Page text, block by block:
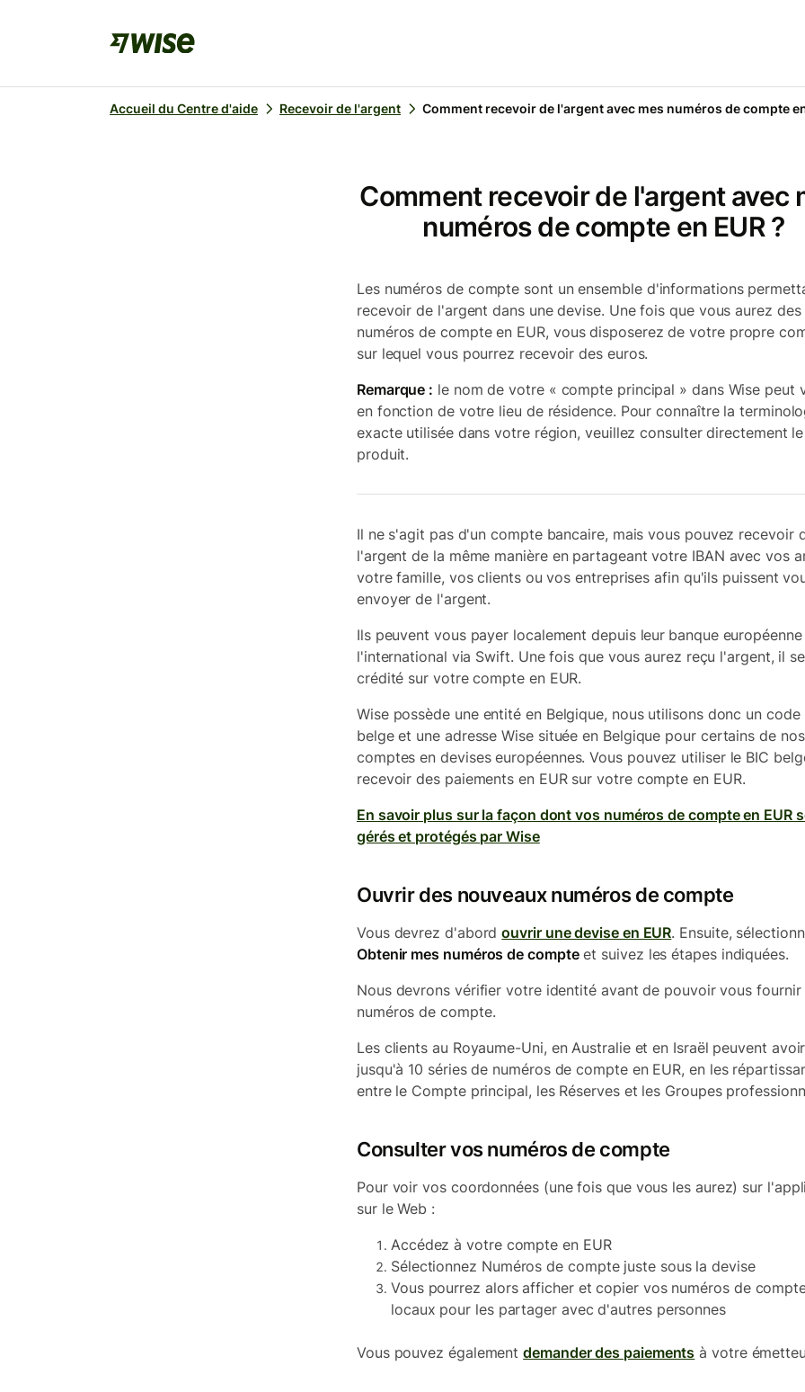
Accueil du Centre d'aide Recevoir de l'argent Comment recevoir de l'argent avec mes numéros de compte en
Comment recevoir de l'argent avec
numéros de compte en EUR ?
Les numéros de compte sont un ensemble d'informations
recevoir de l'argent dans une devise. Une fois que vous aurez des
numéros de compte en EUR, vous disposerez de votre propre
sur lequel vous pourrez recevoir des euros.
Remarque : le nom de votre « compte principal » dans Wise peut
en fonction de votre lieu de résidence. Pour connaître la
exacte utilisée dans votre région, veuillez consulter directement le
produit.
Il ne s'agit pas d'un compte bancaire, mais vous pouvez recevoir
l'argent de la même manière en partageant votre IBAN avec vos
votre famille, vos clients ou vos entreprises afin qu'ils puissent
envoyer de l'argent.
Ils peuvent vous payer localement depuis leur banque
l'international via Swift. Une fois que vous aurez reçu l'argent, il
crédité sur votre compte en EUR.
Wise possède une entité en Belgique, nous utilisons donc un code
belge et une adresse Wise située en Belgique pour certains de nos
comptes en devises européennes. Vous pouvez utiliser le BIC
recevoir des paiements en EUR sur votre compte en EUR.
En savoir plus sur la façon dont vos numéros de compte en EUR
gérés et protégés par Wise
Ouvrir des nouveaux numéros de compte
Vous devrez d'abordouvrir une devise en EUR. Ensuite,
Obtenir mes numéros de compteet suivez les étapes indiquées.
Nous devrons vérifier votre identité avant de pouvoir vous fournir
numéros de compte.
Les clients au Royaume-Uni, en Australie et en Israël peuvent avoir
jusqu'à 10 séries de numéros de compte en EUR, en les
entre le Compte principal, les Réserves et les Groupes
Consulter vos numéros de compte
Pour voir vos coordonnées (une fois que vous les aurez) sur
sur le Web :
Accédez à votre compte en EUR
Sélectionnez Numéros de compte juste sous la devise
Vous pourrez alors afficher et copier vos numéros de
locaux pour les partager avec d'autres personnes
Vous pouvez égalementdemander des paiements à votre